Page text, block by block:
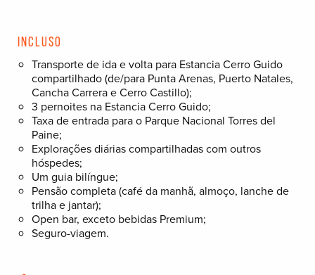
Incluso
Transporte de ida e volta para Estancia Cerro Guido
compartilhado (de/para Punta Arenas, Puerto Natales,
Cancha Carrera e Cerro Castillo);
3 pernoites na Estancia Cerro Guido;
Taxa de entrada para o Parque Nacional Torres del
Paine;
Explorações diárias compartilhadas com outros
hóspedes;
Um guia bilíngue;
Pensão completa (café da manhã, almoço, lanche de
trilha e jantar);
Open bar, exceto bebidas Premium;
Seguro-viagem.